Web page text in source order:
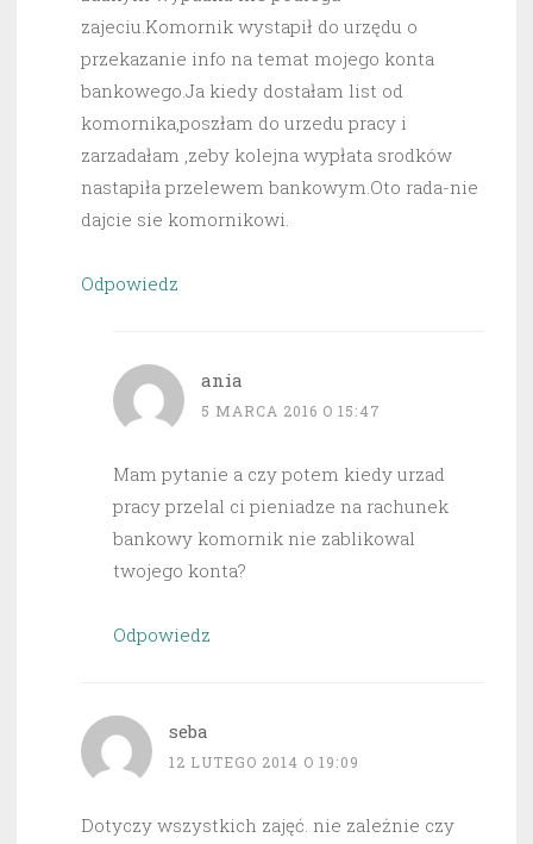
zajeciu.Komornik wystapił do urzędu o
przekazanie info na temat mojego konta
bankowego.Ja kiedy dostałam list od
komornika,poszłam do urzedu pracy i
zarzadałam ,zeby kolejna wypłata srodków
nastapiła przelewem bankowym.Oto rada-nie
dajcie sie komornikowi.
Odpowiedz
ania
5 MARCA 2016 O 15:47
Mam pytanie a czy potem kiedy urzad
pracy przelal ci pieniadze na rachunek
bankowy komornik nie zablikowal
twojego konta?
Odpowiedz
seba
12 LUTEGO 2014 O 19:09
Dotyczy wszystkich zajęć. nie zależnie czy